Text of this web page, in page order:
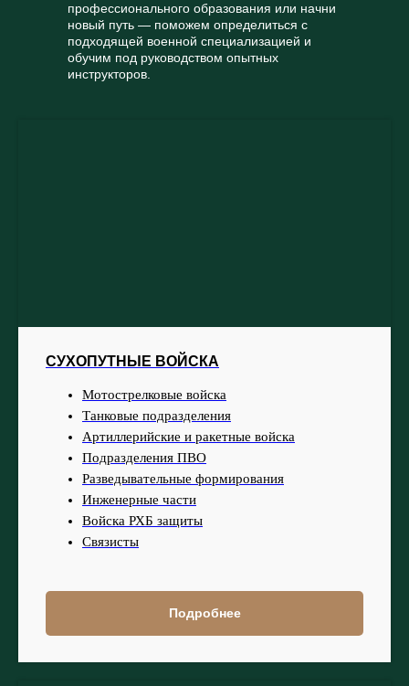
профессионального образования или начни
новый путь — поможем определиться с
подходящей военной специализацией и
обучим под руководством опытных
инструкторов.
СУХОПУТНЫЕ ВОЙСКА
Мотострелковые войска
Танковые подразделения
Артиллерийские и ракетные войска
Подразделения ПВО
Разведывательные формирования
Инженерные части
Войска РХБ защиты
Связисты
Подробнее